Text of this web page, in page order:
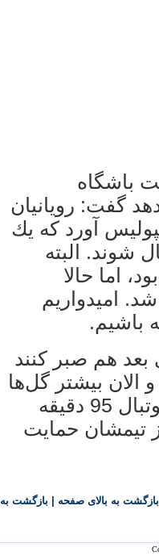
باشگاه
گفت: رويانيان
آورد كه يك
شوند. البته
اما حالا
اميدواريم
باشيم.
بعد هم صبر كنند
الان بيشتر گل‌ها
در دقايق آخر به ثمر مي‌رسد. در واقع فوتبال 95 دقيقه
تيمشان حمايت
بازگشت به بالای صفحه بازگشت به